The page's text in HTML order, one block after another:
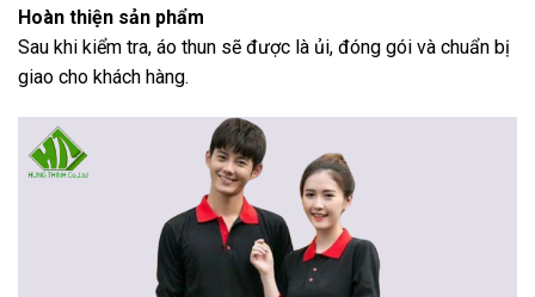
Hoàn thiện sản phẩm
Sau khi kiểm tra, áo thun sẽ được là ủi, đóng gói và chuẩn bị
giao cho khách hàng.